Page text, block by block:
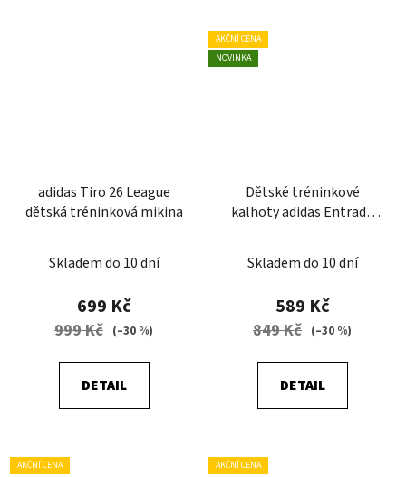
adidas Tiro 26 League
dětská tréninková mikina
Skladem do 10 dní
699 Kč
999 Kč (–30 %)
DETAIL
AKČNÍ CENA
NOVINKA
Dětské tréninkové
kalhoty adidas Entrada
Skladem do 10 dní
589 Kč
849 Kč (–30 %)
DETAIL
AKČNÍ CENA
AKČNÍ CENA